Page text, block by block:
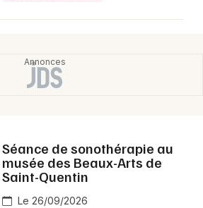
Séance de sonothérapie au
musée des Beaux-Arts de
Saint-Quentin
Le 26/09/2026